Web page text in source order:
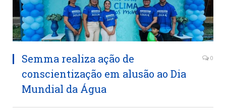
Semma realiza ação de
conscientização em alusão ao Dia
Mundial da Água
0